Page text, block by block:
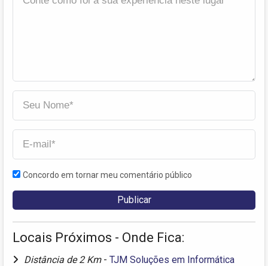
Concordo em tornar meu comentário público
Locais Próximos - Onde Fica:
Distância de 2 Km - TJM Soluções em Informática